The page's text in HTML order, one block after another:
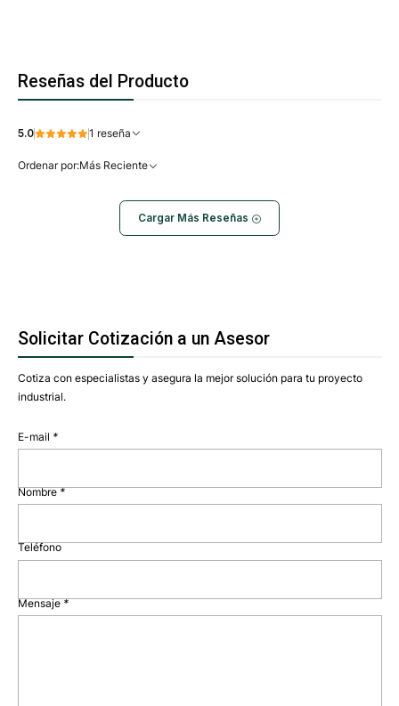
Reseñas del Producto
5.0 1 reseña
Ordenar por:Más Reciente
Cargar Más Reseñas
Solicitar Cotización a un Asesor
Cotiza con especialistas y asegura la mejor solución para tu proyecto
industrial.
E-mail *
Nombre *
Teléfono
Mensaje*